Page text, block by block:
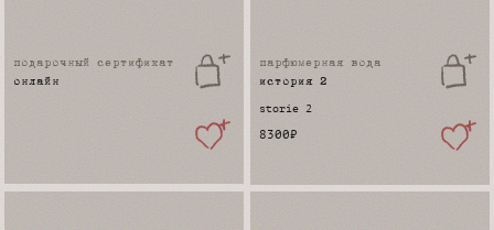
подарочный сертификат
онлайн
парфюмерная вода
история 2
storie 2
8300₽